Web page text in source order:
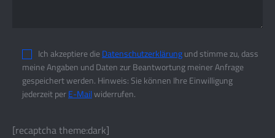
Ich akzeptiere dieDatenschutzerklärungund stimme zu, dass
meine Angaben und Daten zur Beantwortung meiner Anfrage
gespeichert werden. Hinweis: Sie können Ihre Einwilligung
jederzeit perE-Mailwiderrufen.
[recaptcha theme:dark]